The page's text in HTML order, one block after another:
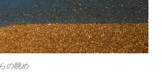
の眺め